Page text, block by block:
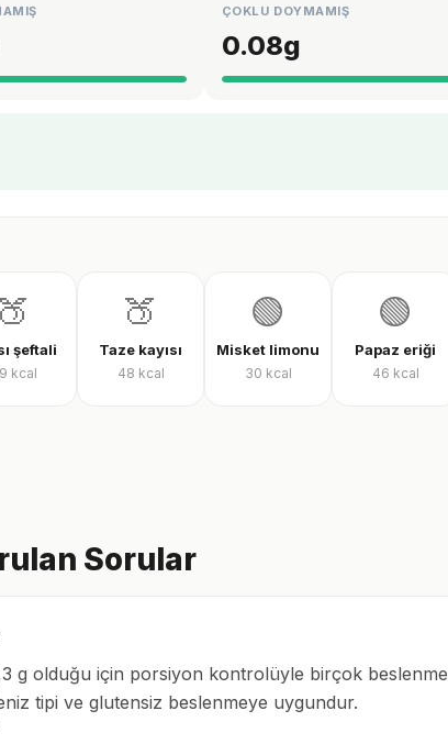
ÇOKLU DOYMAMIŞ
0.08g
şeftali
kcal
🍑
Taze kayısı
48 kcal
🟢
Misket limonu
30 kcal
🟢
Papaz eriği
46 kcal
Sorular
g olduğu için porsiyon kontrolüyle birçok beslenme
tipi ve glutensiz beslenmeye uygundur.